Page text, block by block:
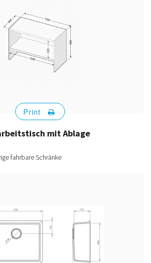
mit Ablage
fahrbare Schränke
Print